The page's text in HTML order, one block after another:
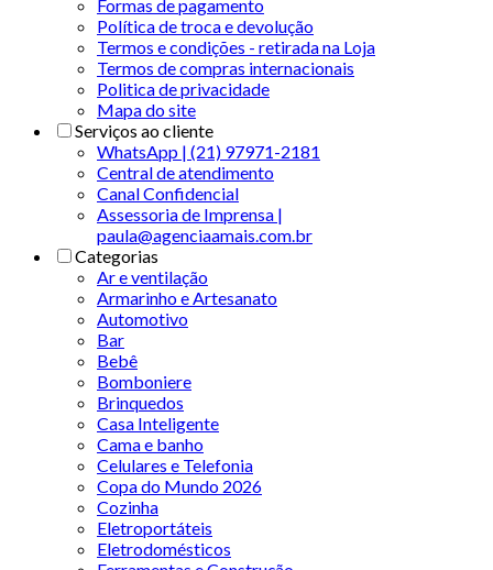
Formas de pagamento
Política de troca e devolução
Termos e condições - retirada na Loja
Termos de compras internacionais
Politica de privacidade
Mapa do site
Serviços ao cliente
WhatsApp | (21) 97971-2181
Central de atendimento
Canal Confidencial
Assessoria de Imprensa |
paula@agenciaamais.com.br
Categorias
Ar e ventilação
Armarinho e Artesanato
Automotivo
Bar
Bebê
Bomboniere
Brinquedos
Casa Inteligente
Cama e banho
Celulares e Telefonia
Copa do Mundo 2026
Cozinha
Eletroportáteis
Eletrodomésticos